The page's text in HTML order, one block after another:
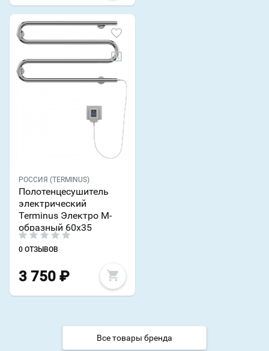
РОССИЯ (TERMINUS)
Полотенцесушитель
электрический
Terminus Электро М-
образный 60х35
0 ОТЗЫВОВ
3 750 ₽
Все товары бренда